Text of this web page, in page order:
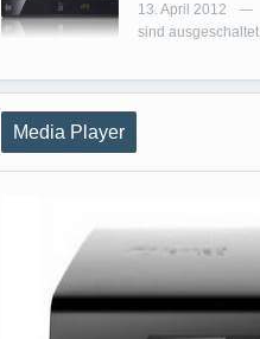
13. April 2012 —
sind ausgeschaltet
Media Player